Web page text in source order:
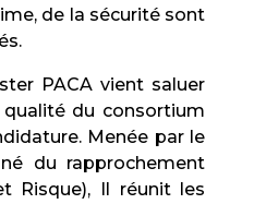
de la sécurité sont
PACA vient saluer
du consortium
Menée par le
du rapprochement
Risque), Il réunit les